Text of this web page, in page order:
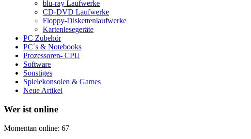
blu-ray Laufwerke
CD-DVD Laufwerke
Floppy-Diskettenlaufwerke
Kartenlesegeräte
PC Zubehör
PC´s & Notebooks
Prozessoren- CPU
Software
Sonstiges
Spielekonsolen & Games
Neue Artikel
Wer ist online
Momentan online: 67